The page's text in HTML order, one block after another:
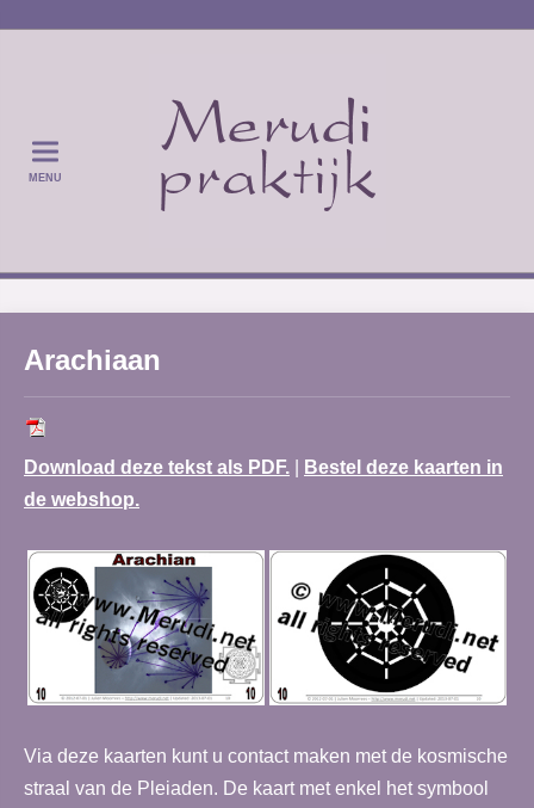
MENU
Arachiaan
Download deze tekst als PDF.
Bestel deze kaarten in
de webshop.
Via deze kaarten kunt u contact maken met de kosmische
straal van de Pleiaden. De kaart met enkel het symbool